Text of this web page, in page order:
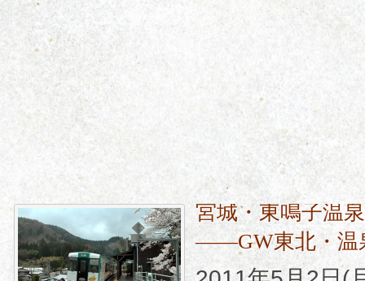
宮城・東鳴子温
――GW東北・